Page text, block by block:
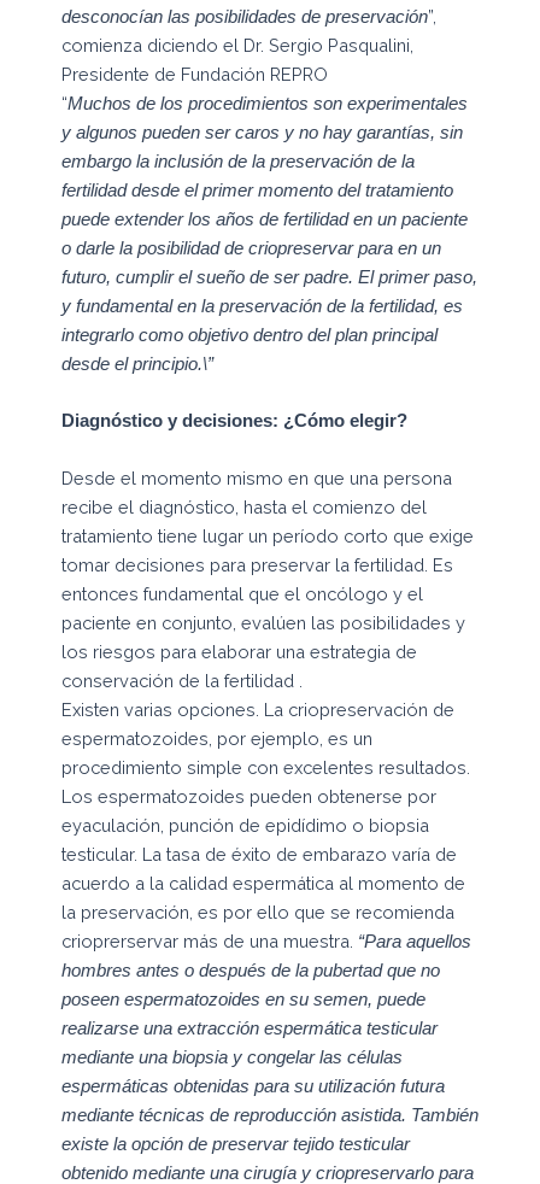
desconocían las posibilidades de preservación”,
comienza diciendo el Dr. Sergio Pasqualini,
Presidente de Fundación REPRO
“Muchos de los procedimientos son experimentales
y algunos pueden ser caros y no hay garantías, sin
embargo la inclusión de la preservación de la
fertilidad desde el primer momento del tratamiento
puede extender los años de fertilidad en un paciente
o darle la posibilidad de criopreservar para en un
futuro, cumplir el sueño de ser padre. El primer paso,
y fundamental en la preservación de la fertilidad, es
integrarlo como objetivo dentro del plan principal
desde el principio.\”
Diagnóstico y decisiones: ¿Cómo elegir?
Desde el momento mismo en que una persona
recibe el diagnóstico, hasta el comienzo del
tratamiento tiene lugar un período corto que exige
tomar decisiones para preservar la fertilidad. Es
entonces fundamental que el oncólogo y el
paciente en conjunto, evalúen las posibilidades y
los riesgos para elaborar una estrategia de
conservación de la fertilidad .
Existen varias opciones. La criopreservación de
espermatozoides, por ejemplo, es un
procedimiento simple con excelentes resultados.
Los espermatozoides pueden obtenerse por
eyaculación, punción de epidídimo o biopsia
testicular. La tasa de éxito de embarazo varía de
acuerdo a la calidad espermática al momento de
la preservación, es por ello que se recomienda
crioprerservar más de una muestra. “Para aquellos
hombres antes o después de la pubertad que no
poseen espermatozoides en su semen, puede
realizarse una extracción espermática testicular
mediante una biopsia y congelar las células
espermáticas obtenidas para su utilización futura
mediante técnicas de reproducción asistida. También
existe la opción de preservar tejido testicular
obtenido mediante una cirugía y criopreservarlo para